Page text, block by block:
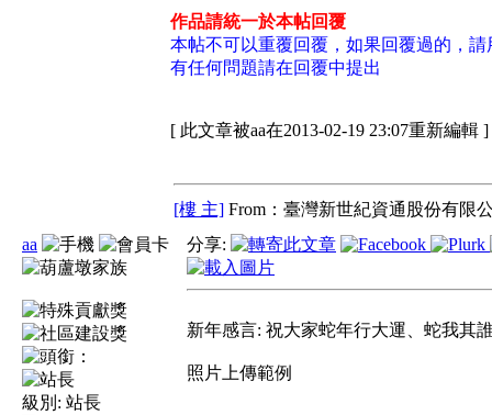
作品請統一於本帖回覆
本帖不可以重覆回覆，如果回覆過的，
有任何問題請在回覆中提出
[ 此文章被aa在2013-02-19 23:07重新編輯 ]
[樓 主] From：臺灣新世紀資通股份有限
aa
級別: 站長
分享:
新年感言: 祝大家蛇年行大運、蛇我其
照片上傳範例